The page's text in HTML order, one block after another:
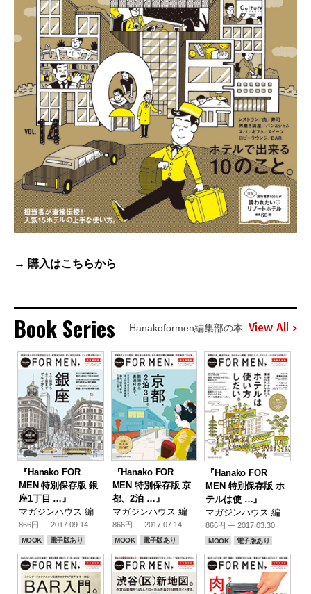
→ 購入はこちらから
Book Series Hanakoformen編集部の本 View All
『Hanako FOR
MEN 特別保存版 銀
座1丁目 …』
マガジンハウス 編
866円 — 2017.09.14
MOOK 電子版あり
『Hanako FOR
MEN 特別保存版 京
都、2泊 …』
マガジンハウス 編
866円 — 2017.07.14
MOOK 電子版あり
『Hanako FOR
MEN 特別保存版 ホ
テルは使 …』
マガジンハウス 編
866円 — 2017.03.30
MOOK 電子版あり